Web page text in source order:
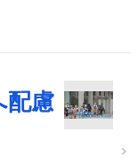
配慮